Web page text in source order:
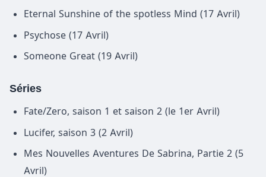
Eternal Sunshine of the spotless Mind (17 Avril)
Psychose (17 Avril)
Someone Great (19 Avril)
Séries
Fate/Zero, saison 1 et saison 2 (le 1er Avril)
Lucifer, saison 3 (2 Avril)
Mes Nouvelles Aventures De Sabrina, Partie 2 (5
Avril)